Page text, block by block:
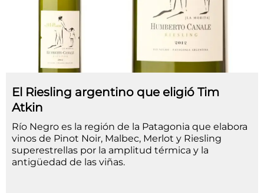
El Riesling argentino que eligió Tim
Atkin
Río Negro es la región de la Patagonia que elabora
vinos de Pinot Noir, Malbec, Merlot y Riesling
superestrellas por la amplitud térmica y la
antigüedad de las viñas.